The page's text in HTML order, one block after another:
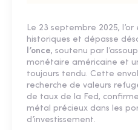
Le 23 septembre 2025,
historiques et dépasse
l’once, soutenu par
monétaire américaine et
toujours tendu. Cette
recherche de valeurs
de taux de la Fed,
métal précieux dans les
d’investissement.